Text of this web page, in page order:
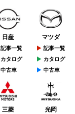
日産
記事一覧
カタログ
中古車
マツダ
記事一覧
カタログ
中古車
三菱 光岡